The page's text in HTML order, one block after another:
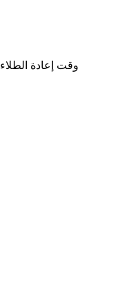
وقت إعادة الطلاء